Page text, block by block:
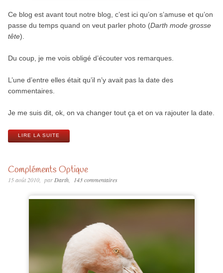
Ce blog est avant tout notre blog, c’est ici qu’on s’amuse et qu’on
passe du temps quand on veut parler photo (Darth mode grosse
tête).
Du coup, je me vois obligé d’écouter vos remarques.
L’une d’entre elles était qu’il n’y avait pas la date des
commentaires.
Je me suis dit, ok, on va changer tout ça et on va rajouter la date.
LIRE LA SUITE
Compléments Optique
15 août 2010 parDarth 143 commentaires